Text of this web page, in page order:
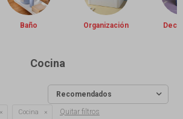
Baño Organización
Cocina
Recomendados
Cocina Quitar filtros